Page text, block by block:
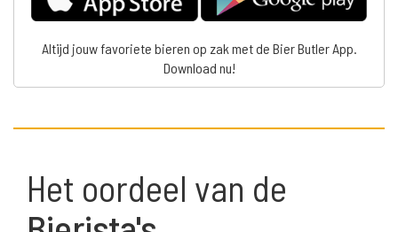
Altijd jouw favoriete bieren op zak met de Bier Butler App.
Download nu!
Het oordeel van de